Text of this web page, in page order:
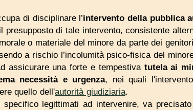
di disciplinare l’intervento della pubblica
presupposto di tale intervento, consistente
morale o materiale del minore da parte dei
a rischio l’incolumità psico-fisica del
assicurare una forte e tempestiva tutela ai
necessità e urgenza, nei quali
quello dell'autorità giudiziaria.
legittimati ad intervenire, va